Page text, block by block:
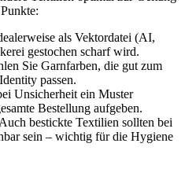
als Vektordatei (AI,
gestochen scharf wird.
Sie Garnfarben, die gut zum
passen.
Unsicherheit ein Muster
Bestellung aufgeben.
bestickte Textilien sollten bei
sein – wichtig für die Hygiene